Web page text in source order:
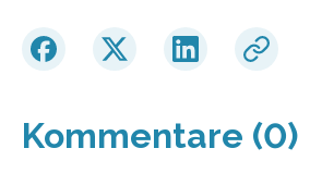
Kommentare (0)